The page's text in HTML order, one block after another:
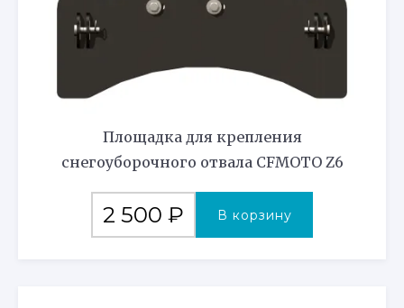
Площадка для крепления
снегоуборочного отвала CFMOTO Z6
2 500 ₽ В корзину